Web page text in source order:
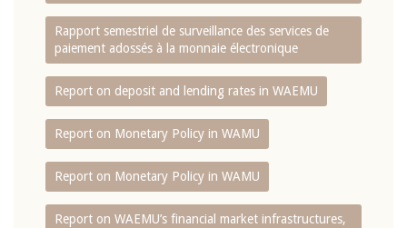
Rapport semestriel de surveillance des services de
paiement adossés à la monnaie électronique
Report on deposit and lending rates in WAEMU
Report on Monetary Policy in WAMU
Report on Monetary Policy in WAMU
Report on WAEMU’s financial market infrastructures,